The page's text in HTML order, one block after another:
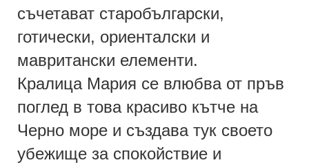
съчетават старобългарски,
готически, ориенталски и
мавритански елементи.
Кралица Мария се влюбва от пръв
поглед в това красиво кътче на
Черно море и създава тук своето
убежище за спокойствие и